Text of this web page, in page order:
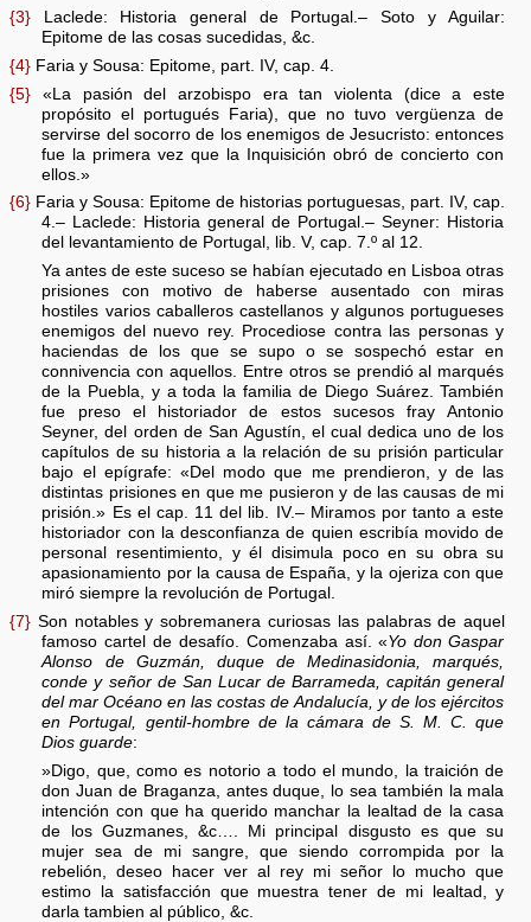
{3} Laclede: Historia general de Portugal.– Soto y Aguilar:
Epitome de las cosas sucedidas, &c.
{4} Faria y Sousa: Epitome, part. IV, cap. 4.
{5} «La pasión del arzobispo era tan violenta (dice a este
propósito el portugués Faria), que no tuvo vergüenza de
servirse del socorro de los enemigos de Jesucristo: entonces
fue la primera vez que la Inquisición obró de concierto con
ellos.»
{6} Faria y Sousa: Epitome de historias portuguesas, part. IV, cap.
4.– Laclede: Historia general de Portugal.– Seyner: Historia
del levantamiento de Portugal, lib. V, cap. 7.º al 12.
Ya antes de este suceso se habían ejecutado en Lisboa otras
prisiones con motivo de haberse ausentado con miras
hostiles varios caballeros castellanos y algunos portugueses
enemigos del nuevo rey. Procediose contra las personas y
haciendas de los que se supo o se sospechó estar en
connivencia con aquellos. Entre otros se prendió al marqués
de la Puebla, y a toda la familia de Diego Suárez. También
fue preso el historiador de estos sucesos fray Antonio
Seyner, del orden de San Agustín, el cual dedica uno de los
capítulos de su historia a la relación de su prisión particular
bajo el epígrafe: «Del modo que me prendieron, y de las
distintas prisiones en que me pusieron y de las causas de mi
prisión.» Es el cap. 11 del lib. IV.– Miramos por tanto a este
historiador con la desconfianza de quien escribía movido de
personal resentimiento, y él disimula poco en su obra su
apasionamiento por la causa de España, y la ojeriza con que
miró siempre la revolución de Portugal.
{7} Son notables y sobremanera curiosas las palabras de aquel
famoso cartel de desafío. Comenzaba así. «Yo don Gaspar
Alonso de Guzmán, duque de Medinasidonia, marqués,
conde y señor de San Lucar de Barrameda, capitán general
del mar Océano en las costas de Andalucía, y de los ejércitos
en Portugal, gentil-hombre de la cámara de S. M. C. que
Dios guarde:
»Digo, que, como es notorio a todo el mundo, la traición de
don Juan de Braganza, antes duque, lo sea también la mala
intención con que ha querido manchar la lealtad de la casa
de los Guzmanes, &c…. Mi principal disgusto es que su
mujer sea de mi sangre, que siendo corrompida por la
rebelión, deseo hacer ver al rey mi señor lo mucho que
estimo la satisfacción que muestra tener de mi lealtad, y
darla tambien al público, &c.